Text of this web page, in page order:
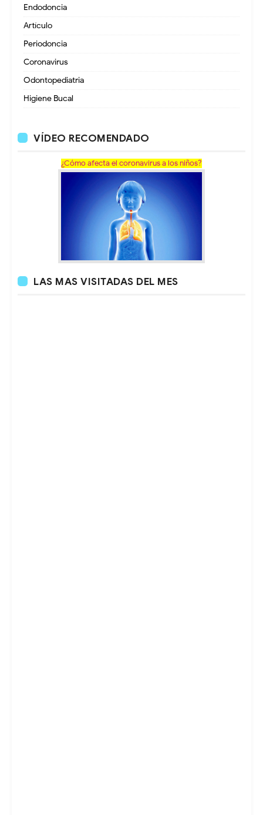
Endodoncia
Artículo
Periodoncia
Coronavirus
Odontopediatria
Higiene Bucal
VÍDEO RECOMENDADO
¿Cómo afecta el coronavirus a los niños?
LAS MAS VISITADAS DEL MES